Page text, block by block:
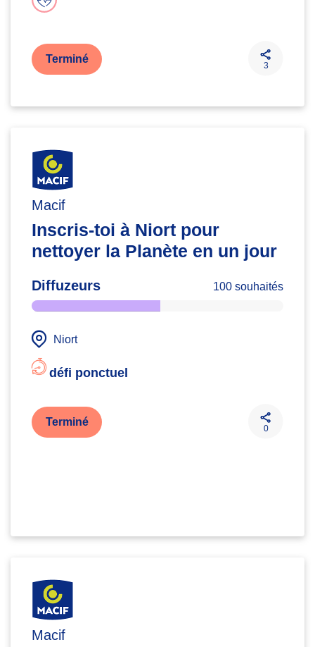
Terminé
3
Macif
Inscris-toi à Niort pour
nettoyer la Planète en un jour
Diffuzeurs 100 souhaités
Niort
défi ponctuel
Terminé
0
Macif